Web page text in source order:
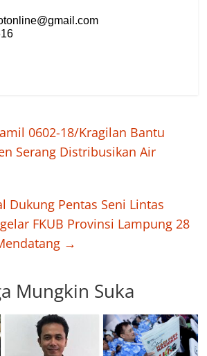
0602-18/Kragilan Bantu
Serang Distribusikan Air
Dukung Pentas Seni Lintas
FKUB Provinsi Lampung 28
→
Mungkin Suka